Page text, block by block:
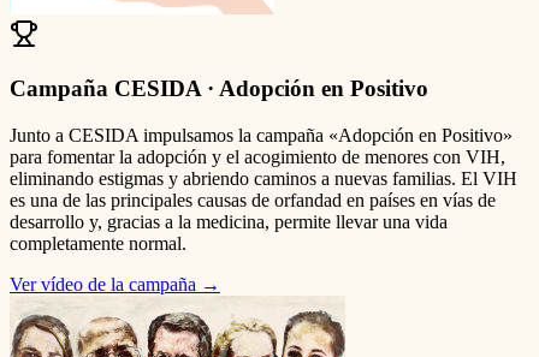
Campaña CESIDA · Adopción en Positivo
Junto a CESIDA impulsamos la campaña «Adopción en Positivo»
para fomentar la adopción y el acogimiento de menores con VIH,
eliminando estigmas y abriendo caminos a nuevas familias. El VIH
es una de las principales causas de orfandad en países en vías de
desarrollo y, gracias a la medicina, permite llevar una vida
completamente normal.
Ver vídeo de la campaña →